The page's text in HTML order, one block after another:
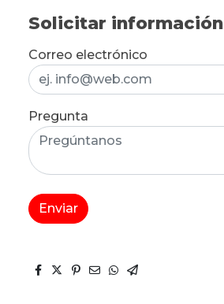
Solicitar información
Correo electrónico
Pregunta
Enviar